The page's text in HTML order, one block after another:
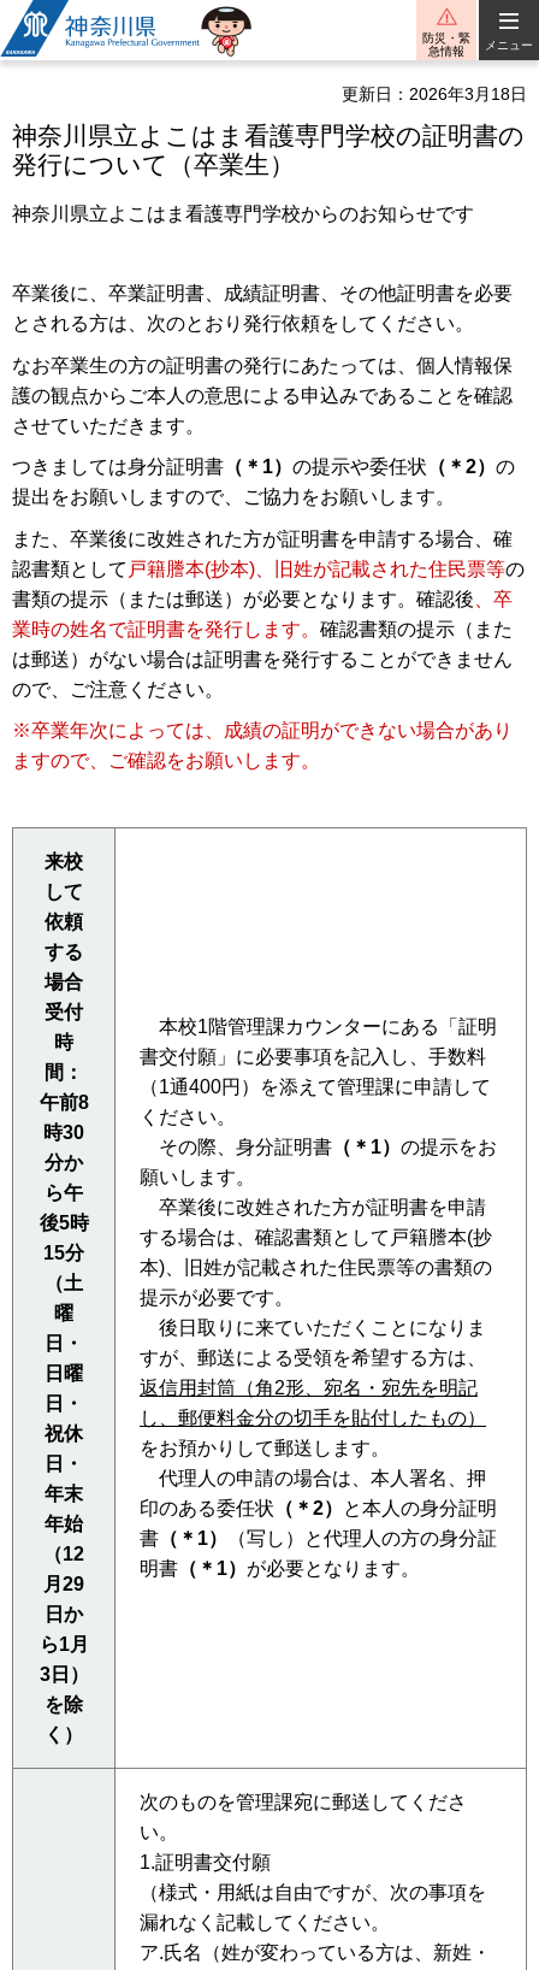
神奈川県
防災・緊
急情報
メニュー
更新日：2026年3月18日
神奈川県立よこはま看護専門学校の証明書の
発行について（卒業生）
神奈川県立よこはま看護専門学校からのお知らせです
卒業後に、卒業証明書、成績証明書、その他証明書を必要
とされる方は、次のとおり発行依頼をしてください。
なお卒業生の方の証明書の発行にあたっては、個人情報保
護の観点からご本人の意思による申込みであることを確認
させていただきます。
つきましては身分証明書 （＊1） の提示や委任状 （＊2） の
提出をお願いしますので、ご協力をお願いします。
また、卒業後に改姓された方が証明書を申請する場合、確
認書類として 戸籍謄本(抄本)、旧姓が記載された住民票等の
書類の提示（または郵送）が必要となります。確認後 、卒
業時の姓名で証明書を発行します。 確認書類の提示（また
は郵送）がない場合は証明書を発行することができません
ので、ご注意ください。
※卒業年次によっては、成績の証明ができない場合があり
ますので、ご確認をお願いします。
来校
して
依頼
する
場合
受付
時
間：
午前8
時30
分か
ら午
後5時
15分
（土
曜
日・
日曜
日・
祝休
日・
年末
年始
（12
月29
日か
ら1月
3日）
を除
く）
本校1階管理課カウンターにある「証明
書交付願」に必要事項を記入し、手数料
（1通400円）を添えて管理課に申請して
ください。
その際、身分証明書 （＊1） の提示をお
願いします。
卒業後に改姓された方が証明書を申請
する場合は、確認書類として戸籍謄本(抄
本)、旧姓が記載された住民票等の書類の
提示が必要です。
後日取りに来ていただくことになりま
すが、郵送による受領を希望する方は、
返信用封筒（角2形、宛名・宛先を明記
し、郵便料金分の切手を貼付したもの）
をお預かりして郵送します。
代理人の申請の場合は、本人署名、押
印のある委任状 （＊2）
と本人の身分証明
書 （＊1）
（写し）と代理人の方の身分証
明書 （＊1） が必要となります。
次のものを管理課宛に郵送してくださ
い。
1.証明書交付願
（様式・用紙は自由ですが、次の事項を
漏れなく記載してください。
ア.氏名（姓が変わっている方は、新姓・